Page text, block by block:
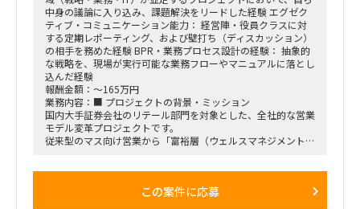
・稼働率：100％想定
■勤務地・働き方
・出張先：茨城県ひたちなか市・勝田駅周辺
・勝田への訪問頻度は週によって変動
・訪問が発生しない週もある一方、プロジェクト中盤は週3～
4日程度の出張が発生する可能性あり
・プロジェクト開始直後および終了前は、出張頻度が比較的少
なくなる想定
・勝田出張以外の日はリモートワーク
・必要に応じて元請会社の麹町出社
中身の議論に入り込み、課題解決をリードした経験 エグゼク
ティブ・コミュニケーション能力： 経営陣・役員クラスに対
する定期レポーティング、および壁打ち（ディスカッション）
の相手を務めた経験 BPR・業務プロセス設計の経験： 抽象的
な戦略を、現場が実行可能な業務フローやマニュアルに落とし
込んだ経験
報酬金額：～165万円
業務内容：■ プロジェクトの背景・ミッション
国内大手証券会社のリテール部門を対象とした、全社的な営業
モデル変革プロジェクトです。
従来型のマス向け営業から「富裕層（ウェルスマネジメント）
戦略ファームが描いた絵に留まらず、組織再編、営業プロセス
この案件に応募